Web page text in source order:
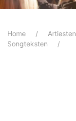
Home Artiesten
Songteksten